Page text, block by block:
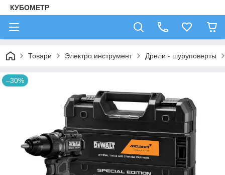
КУБОМЕТР
Товари Электро инструмент Дрели - шуруповерты
–30%